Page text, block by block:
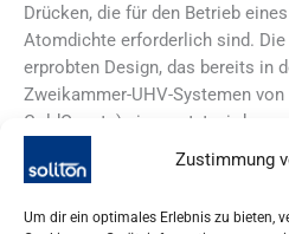
Zustimmung
Um dir ein optimales Erlebnis zu bieten,
Drücken, die für den Betrieb
Atomdichte erforderlich sind. Die
erprobten Design, das bereits in
Zweikammer-UHV-Systemen
ColdQuanta) eingesetzt wird.
Leistungsdaten
Mit Rubidium oder Cäsium